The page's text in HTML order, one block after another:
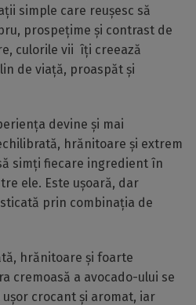
simple care reușesc să
prospețime și contrast de
culorile vii îți creează
de viață, proaspăt și
devine și mai
hrănitoare și extrem
simți fiecare ingredient în
ele. Este ușoară, dar
prin combinația de
hrănitoare și foarte
cremoasă a avocado-ului se
crocant și aromat, iar